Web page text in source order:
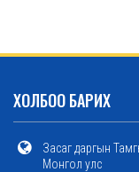
ХОЛБОО БАРИХ
Засаг даргын
Монгол улс